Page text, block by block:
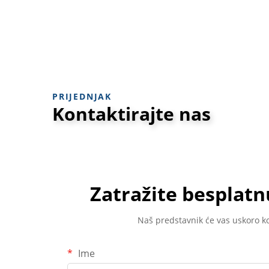
PRIJEDNJAK
Kontaktirajte nas
Zatražite
Naš predstavnik će vas uskoro
Ime